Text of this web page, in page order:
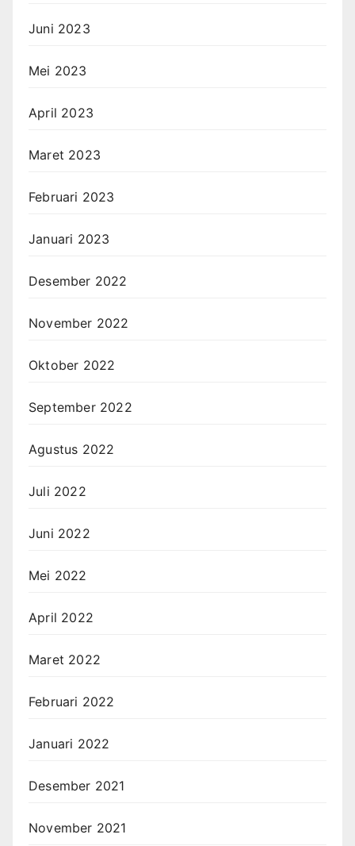
Juni 2023
Mei 2023
April 2023
Maret 2023
Februari 2023
Januari 2023
Desember 2022
November 2022
Oktober 2022
September 2022
Agustus 2022
Juli 2022
Juni 2022
Mei 2022
April 2022
Maret 2022
Februari 2022
Januari 2022
Desember 2021
November 2021